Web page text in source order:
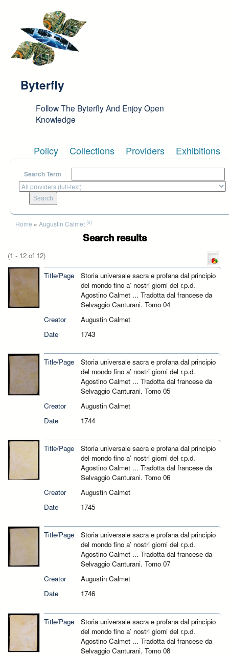
Byterfly
Follow The Byterfly And Enjoy Open
Knowledge
Policy Collections Providers Exhibitions
Search Term
You are here
Home » Augustin Calmet (x)
Search results
(1 - 12 of 12)
Title/Page
Storia universale sacra e profana dal principio
del mondo fino a’ nostri giorni del r.p.d.
Agostino Calmet ... Tradotta dal francese da
Selvaggio Canturani. Tomo 04
Creator
Augustin Calmet
Date
1743
Title/Page
Storia universale sacra e profana dal principio
del mondo fino a’ nostri giorni del r.p.d.
Agostino Calmet ... Tradotta dal francese da
Selvaggio Canturani. Tomo 05
Creator
Augustin Calmet
Date
1744
Title/Page
Storia universale sacra e profana dal principio
del mondo fino a’ nostri giorni del r.p.d.
Agostino Calmet ... Tradotta dal francese da
Selvaggio Canturani. Tomo 06
Creator
Augustin Calmet
Date
1745
Title/Page
Storia universale sacra e profana dal principio
del mondo fino a’ nostri giorni del r.p.d.
Agostino Calmet ... Tradotta dal francese da
Selvaggio Canturani. Tomo 07
Creator
Augustin Calmet
Date
1746
Title/Page
Storia universale sacra e profana dal principio
del mondo fino a’ nostri giorni del r.p.d.
Agostino Calmet ... Tradotta dal francese da
Selvaggio Canturani. Tomo 08